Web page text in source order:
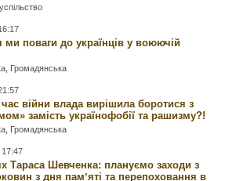
ми поваги до українців у воюючій
Громадянська
війни влада вирішила боротися з
замість українофобії та рашизму?!
Громадянська
17:47
Тараса Шевченка: плануємо заходи з
з дня памʼяті та перепоховання в